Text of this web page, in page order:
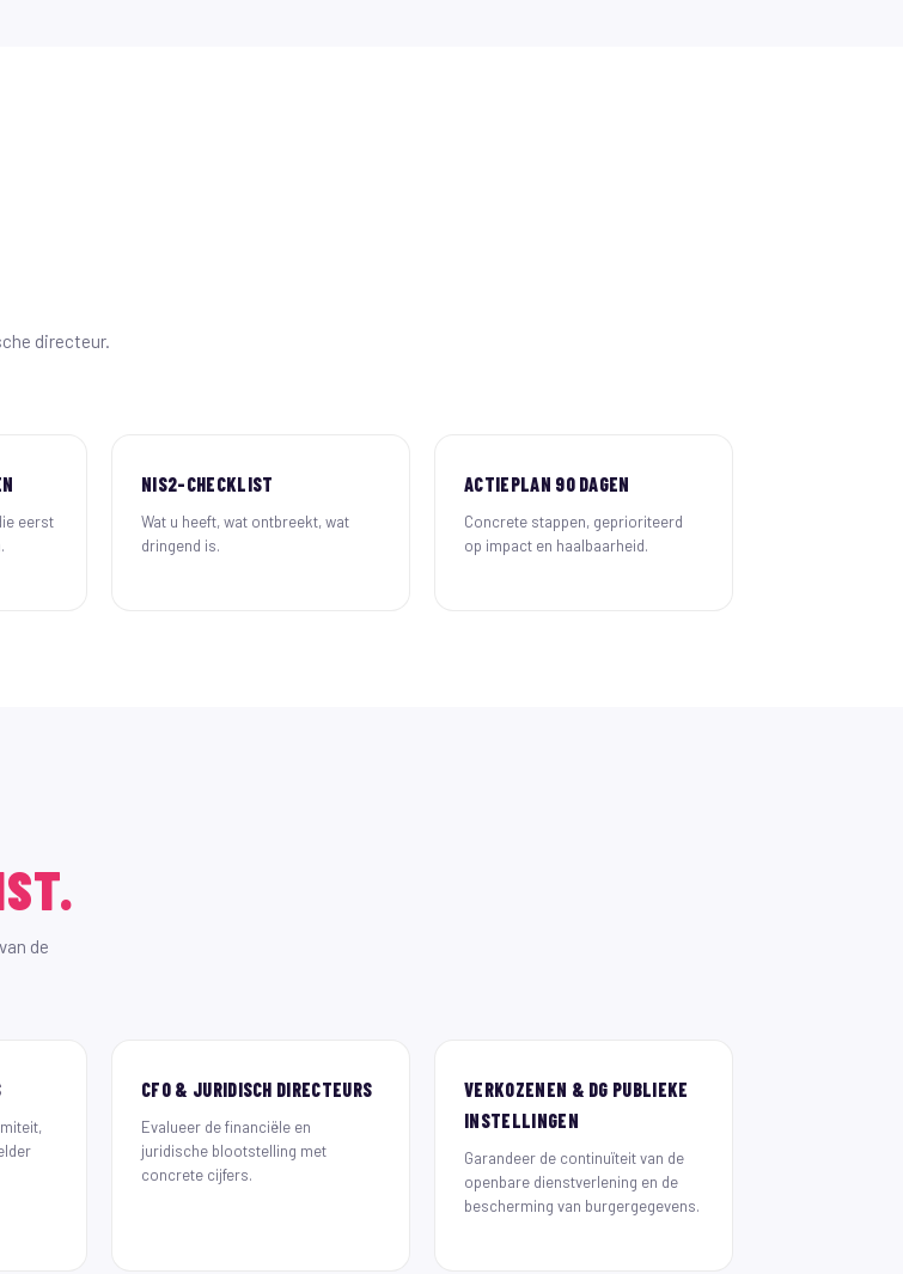
directeur.
eerst
NIS2-CHECKLIST
Wat u heeft, wat ontbreekt, wat
dringend is.
ACTIEPLAN 90 DAGEN
Concrete stappen, geprioriteerd
op impact en haalbaarheid.
de
CFO & JURIDISCH DIRECTEURS
Evalueer de financiële en
juridische blootstelling met
concrete cijfers.
VERKOZENEN & DG PUBLIEKE
INSTELLINGEN
Garandeer de continuïteit van de
openbare dienstverlening en de
bescherming van burgergegevens.